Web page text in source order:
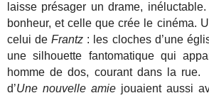
laisse présager un drame,
bonheur, et celle que crée le cinéma.
celui deFrantz : les cloches d’une
une silhouette fantomatique qui
homme de dos, courant dans la rue.
d’Une nouvelle amie jouaient aussi